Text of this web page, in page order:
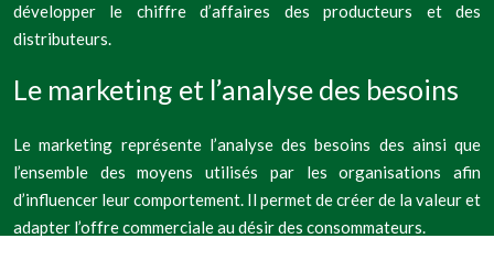
développer le chiffre d’affaires des producteurs et des
distributeurs.
Le marketing et l’analyse des besoins
Le marketing représente l’analyse des besoins des ainsi que
l’ensemble des moyens utilisés par les organisations afin
d’influencer leur comportement. Il permet de créer de la valeur et
adapter l’offre commerciale au désir des consommateurs.